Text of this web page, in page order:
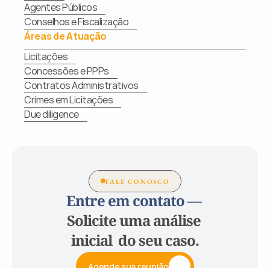
Agentes Públicos
Conselhos e Fiscalização
Áreas de Atuação
Licitações
Concessões e PPPs
Contratos Administrativos
Crimes em Licitações
Due diligence
FALE CONOSCO
Entre em contato —
Solicite uma análise
inicial  do seu caso.